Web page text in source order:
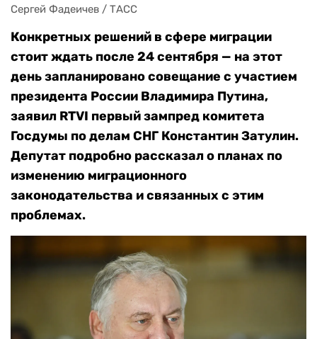
Сергей Фадеичев / ТАСС
Конкретных решений в сфере миграции
стоит ждать после 24 сентября — на этот
день запланировано совещание с участием
президента России Владимира Путина,
заявил RTVI первый зампред комитета
Госдумы по делам СНГ Константин Затулин.
Депутат подробно рассказал о планах по
изменению миграционного
законодательства и связанных с этим
проблемах.